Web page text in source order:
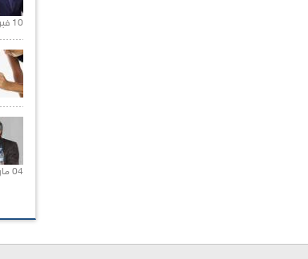
10 فبراير 2021 |
04 مارس 2020 |